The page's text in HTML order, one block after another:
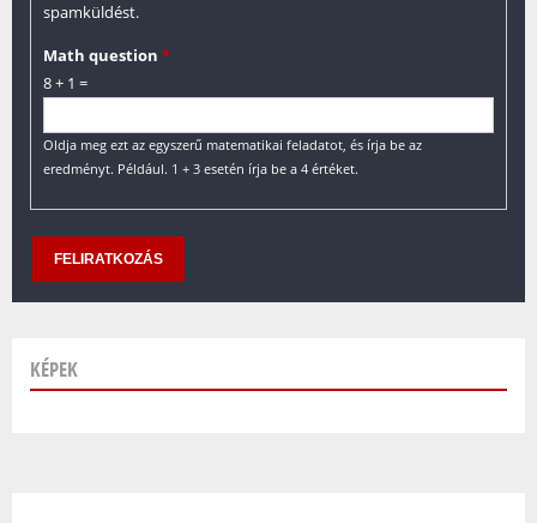
spamküldést.
Math question *
8 + 1 =
Oldja meg ezt az egyszerű matematikai feladatot, és írja be az
eredményt. Például. 1 + 3 esetén írja be a 4 értéket.
KÉPEK